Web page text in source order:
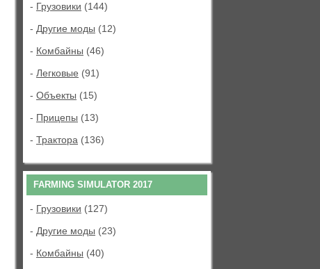
- Грузовики (144)
- Другие моды (12)
- Комбайны (46)
- Легковые (91)
- Объекты (15)
- Прицепы (13)
- Трактора (136)
FARMING SIMULATOR 2017
- Грузовики (127)
- Другие моды (23)
- Комбайны (40)